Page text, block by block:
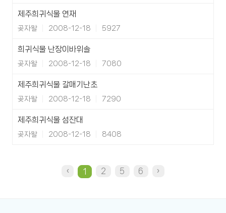
제주희귀식물 연재
곶자왈 2008-12-18 5927
희귀식물 난장이바위솔
곶자왈 2008-12-18 7080
제주희귀식물 갈매기난초
곶자왈 2008-12-18 7290
제주희귀식물 섬잔대
곶자왈 2008-12-18 8408
‹ 1 2 5 6 ›